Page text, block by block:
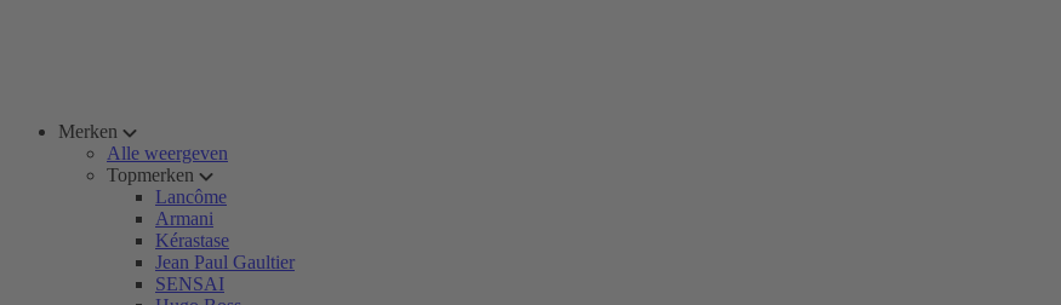
Merken
Alle weergeven
Topmerken
Lancôme
Armani
Kérastase
Jean Paul Gaultier
SENSAI